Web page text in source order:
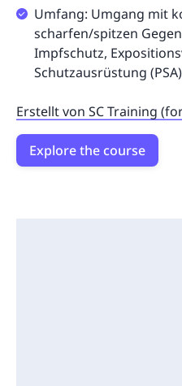
Umfang: Umgang mit
scharfen/spitzen
Impfschutz,
Schutzausrüstung (PSA)
Erstellt von SC Training
Explore the course